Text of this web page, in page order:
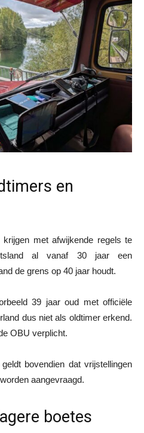
en
krijgen met afwijkende regels te
al vanaf 30 jaar een
de grens op 40 jaar houdt.
39 jaar oud met officiële
dus niet als oldtimer erkend.
OBU verplicht.
bovendien dat vrijstellingen
aangevraagd.
boetes